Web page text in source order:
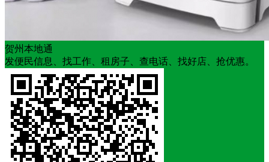
贺州本地通
发便民信息、找工作、租房子、查电话、找好店、抢优惠。